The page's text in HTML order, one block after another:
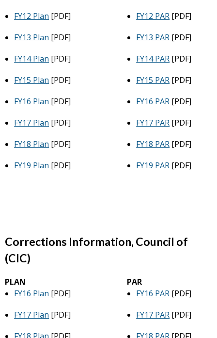
FY12 Plan [PDF] FY12 PAR [PDF]
FY13 Plan [PDF] FY13 PAR [PDF]
FY14 Plan [PDF] FY14 PAR [PDF]
FY15 Plan [PDF] FY15 PAR [PDF]
FY16 Plan [PDF] FY16 PAR [PDF]
FY17 Plan [PDF] FY17 PAR [PDF]
FY18 Plan [PDF] FY18 PAR [PDF]
FY19 Plan [PDF] FY19 PAR [PDF]
Corrections Information, Council of
(CIC)
PLAN
PAR
FY16 Plan [PDF] FY16 PAR [PDF]
FY17 Plan [PDF] FY17 PAR [PDF]